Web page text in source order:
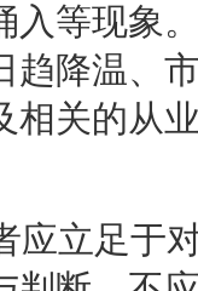
入等现象
趋降温、
相关的从
应立足于